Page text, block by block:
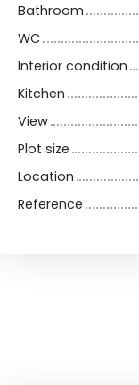
Bathroom
WC
Interior condition
Kitchen
View
Plot size
Location
Reference